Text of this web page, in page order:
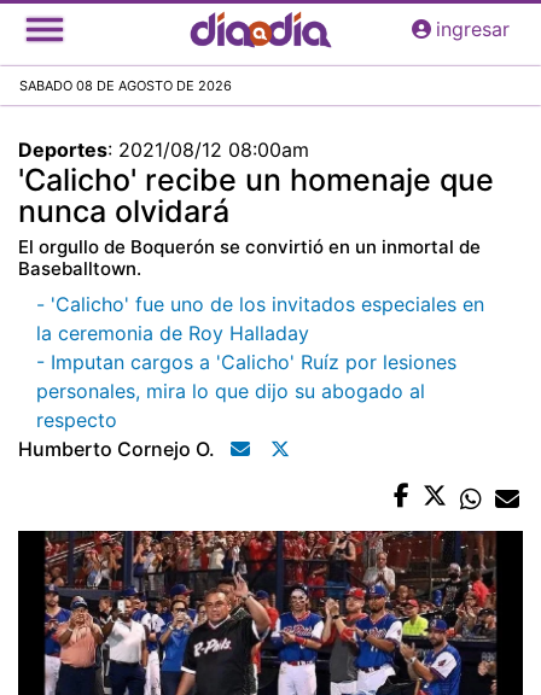
Pasar
al
principal
ingresar
SABADO 08 DE AGOSTO DE 2026
Deportes: 2021/08/12 08:00am
'Calicho' recibe un homenaje que
nunca olvidará
El orgullo de Boquerón se convirtió en un inmortal de
Baseballtown.
- 'Calicho' fue uno de los invitados especiales en
la ceremonia de Roy Halladay
- Imputan cargos a 'Calicho' Ruíz por lesiones
personales, mira lo que dijo su abogado al
respecto
Humberto Cornejo O.